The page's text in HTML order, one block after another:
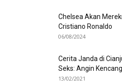
Chelsea Akan
Cristiano Ronaldo
06/08/2024
Cerita Janda di
Seks: Angin
13/02/2021